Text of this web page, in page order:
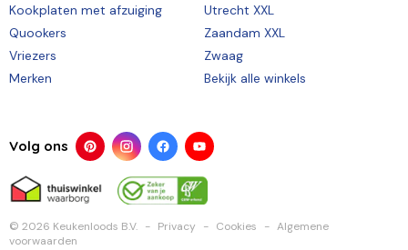
Kookplaten met afzuiging
Quookers
Vriezers
Merken
Utrecht XXL
Zaandam XXL
Zwaag
Bekijk alle winkels
Volg ons
© 2026 Keukenloods B.V. Privacy Cookies
Algemene
voorwaarden